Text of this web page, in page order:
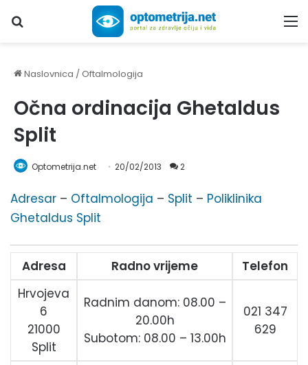
Upiši traženi pojam...
Naslovnica /Oftalmologija
Očna ordinacija Ghetaldus
Split
Optometrija.net 20/02/2013 2
Adresar – Oftalmologija – Split – Poliklinika
Ghetaldus Split
Adresa Radno vrijeme
Telefon
Hrvojeva
6
21000
Split
Radnim danom: 08.00 –
20.00h
Subotom: 08.00 – 13.00h
021 347
629